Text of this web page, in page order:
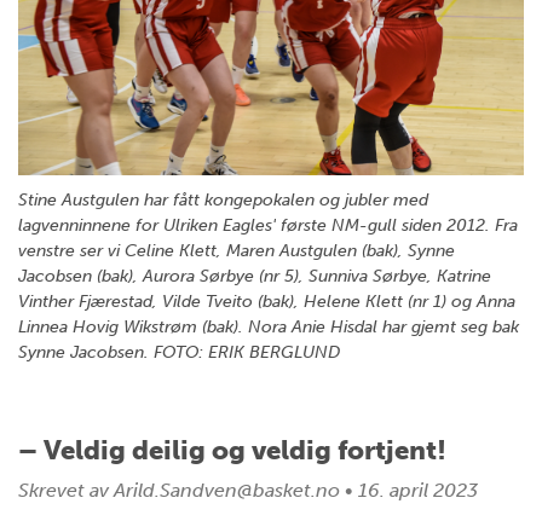
Stine Austgulen har fått kongepokalen og jubler med
lagvenninnene for Ulriken Eagles' første NM-gull siden 2012. Fra
venstre ser vi Celine Klett, Maren Austgulen (bak), Synne
Jacobsen (bak), Aurora Sørbye (nr 5), Sunniva Sørbye, Katrine
Vinther Fjærestad, Vilde Tveito (bak), Helene Klett (nr 1) og Anna
Linnea Hovig Wikstrøm (bak). Nora Anie Hisdal har gjemt seg bak
Synne Jacobsen. FOTO: ERIK BERGLUND
– Veldig deilig og veldig fortjent!
Skrevet av Arild.Sandven@basket.no • 16. april 2023